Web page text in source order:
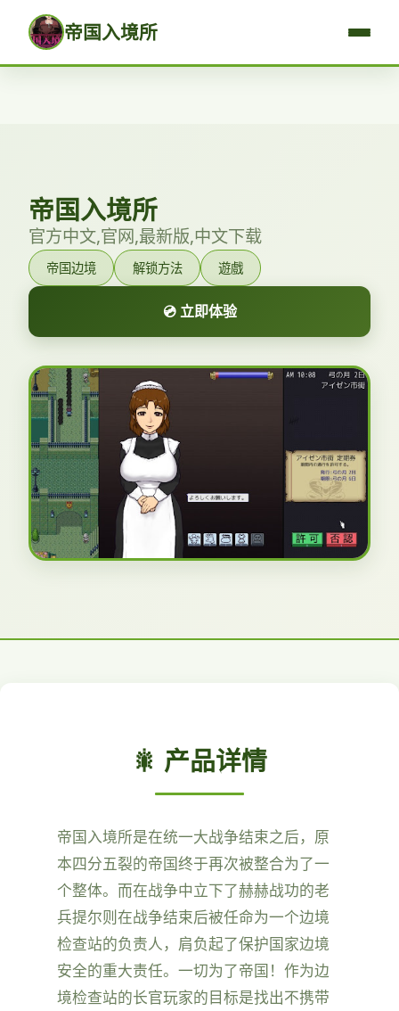
帝国入境所
帝国入境所
官方中文,官网,最新版,中文下载
帝国边境 解锁方法 遊戲
💿 立即体验
🎇 产品详情
帝国入境所是在统一大战争结束之后，原
本四分五裂的帝国终于再次被整合为了一
个整体。而在战争中立下了赫赫战功的老
兵提尔则在战争结束后被任命为一个边境
检查站的负责人，肩负起了保护国家边境
安全的重大责任。一切为了帝国！作为边
境检查站的长官玩家的目标是找出不携带